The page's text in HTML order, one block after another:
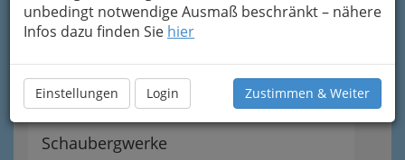
unbedingt notwendige Ausmaß beschränkt – nähere
Infos dazu finden Sie hier
Einstellungen Login Zustimmen & Weiter
Vergnügungsbetriebe
Peepshows
Schaubergwerke